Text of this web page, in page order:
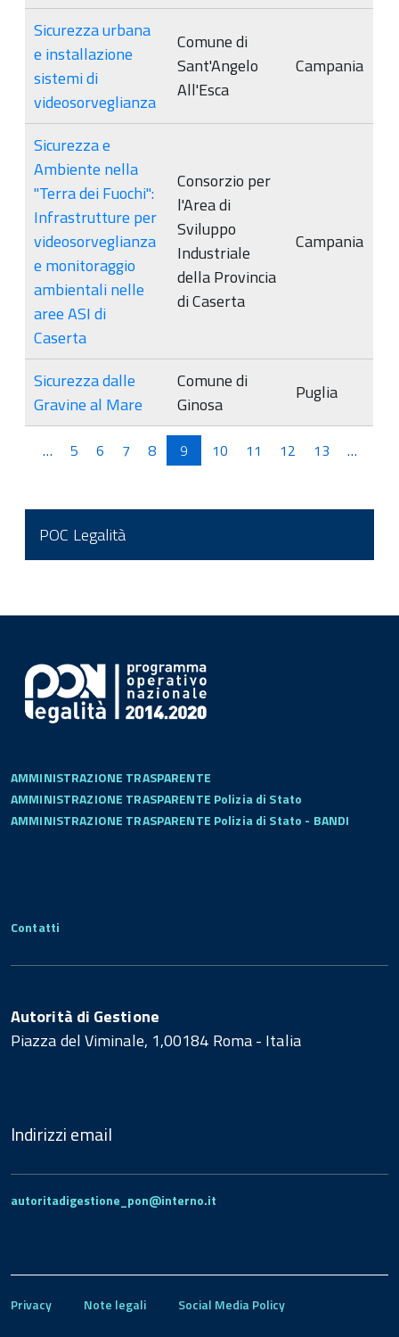
Sicurezza urbana
e installazione
sistemi di
videosorveglianza
Comune di
Sant'Angelo
All'Esca
Campania
Sicurezza e
Ambiente nella
"Terra dei Fuochi":
Infrastrutture per
videosorveglianza
e monitoraggio
ambientali nelle
aree ASI di
Caserta
Consorzio per
l'Area di
Sviluppo
Industriale
della Provincia
di Caserta
Campania
Sicurezza dalle
Gravine al Mare
Comune di
Ginosa
Puglia
… 5 6 7 8 9 10 11 12 13 …
POC Legalità
AMMINISTRAZIONE TRASPARENTE
AMMINISTRAZIONE TRASPARENTE Polizia di Stato
AMMINISTRAZIONE TRASPARENTE Polizia di Stato - BANDI
Contatti
Autorità di Gestione
Piazza del Viminale, 1,00184 Roma - Italia
Indirizzi email
autoritadigestione_pon@interno.it
Privacy Note legali Social Media Policy